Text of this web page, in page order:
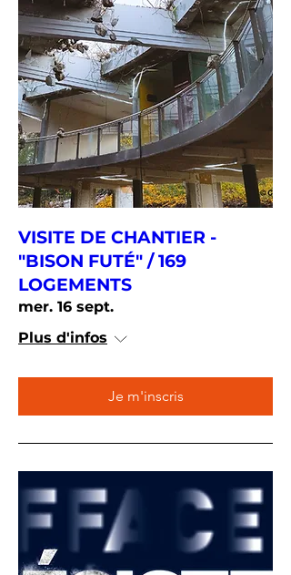
VISITE DE CHANTIER -
"BISON FUTÉ" / 169
LOGEMENTS
mer. 16 sept.
Plus d'infos
Je m'inscris